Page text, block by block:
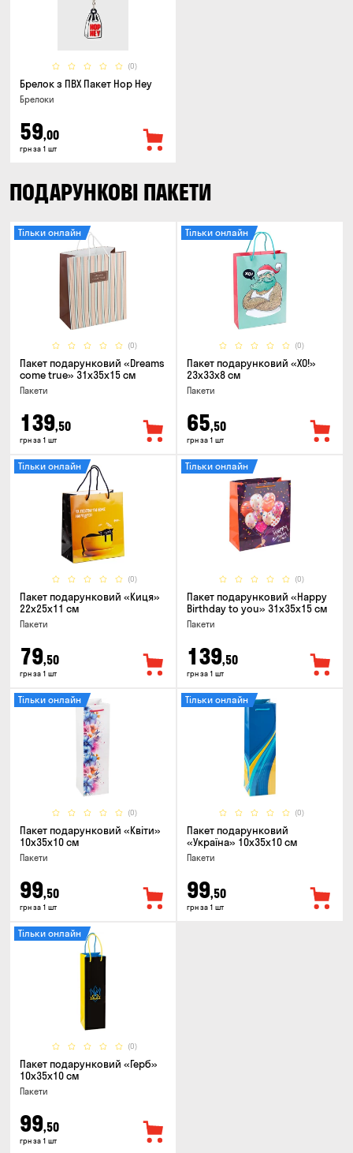
(0)
Брелок з ПВХ Пакет Hop Hey
Брелоки
59,00
грн за 1 шт
ПОДАРУНКОВІ ПАКЕТИ
(0)
Тільки онлайн
Пакет подарунковий «Dreams
come true» 31x35x15 см
Пакети
139,50
грн за 1 шт
(0)
Тільки онлайн
Пакет подарунковий «ХО!»
23x33x8 см
Пакети
65,50
грн за 1 шт
(0)
Тільки онлайн
Пакет подарунковий «Киця»
22x25x11 см
Пакети
79,50
грн за 1 шт
(0)
Тільки онлайн
Пакет подарунковий «Happy
Birthday to you» 31x35x15 cм
Пакети
139,50
грн за 1 шт
(0)
Тільки онлайн
Пакет подарунковий «Квіти»
10x35x10 см
Пакети
99,50
грн за 1 шт
(0)
Тільки онлайн
Пакет подарунковий
«Україна» 10x35x10 см
Пакети
99,50
грн за 1 шт
(0)
Тільки онлайн
Пакет подарунковий «Герб»
10x35x10 см
Пакети
99,50
грн за 1 шт